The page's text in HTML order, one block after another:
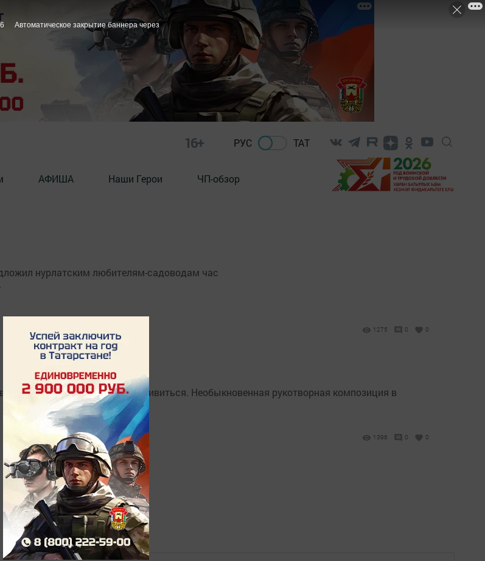
16+ РУС ТАТ
АФИША Наши Герои ЧП-обзор
нурлатским любителям-садоводам час
1275 0 0
проехать и не удивиться. Необыкновенная рукотворная композиция в
1396 0 0
6 Автоматическое закрытие баннера через